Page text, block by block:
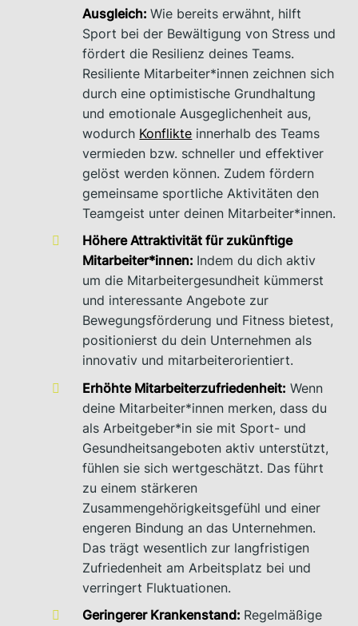
Ausgleich:Wie bereits erwähnt, hilft
Sport bei der Bewältigung von Stress und
fördert die Resilienz deines Teams.
Resiliente Mitarbeiter*innen zeichnen sich
durch eine optimistische Grundhaltung
und emotionale Ausgeglichenheit aus,
wodurch Konflikte innerhalb des Teams
vermieden bzw. schneller und effektiver
gelöst werden können. Zudem fördern
gemeinsame sportliche Aktivitäten den
Teamgeist unter deinen Mitarbeiter*innen.
Höhere Attraktivität für zukünftige
Mitarbeiter*innen: Indem du dich aktiv
um die Mitarbeitergesundheit kümmerst
und interessante Angebote zur
Bewegungsförderung und Fitness bietest,
positionierst du dein Unternehmen als
innovativ und mitarbeiterorientiert.
Erhöhte Mitarbeiterzufriedenheit: Wenn
deine Mitarbeiter*innen merken, dass du
als Arbeitgeber*in sie mit Sport- und
Gesundheitsangeboten aktiv unterstützt,
fühlen sie sich wertgeschätzt. Das führt
zu einem stärkeren
Zusammengehörigkeitsgefühl und einer
engeren Bindung an das Unternehmen.
Das trägt wesentlich zur langfristigen
Zufriedenheit am Arbeitsplatz bei und
verringert Fluktuationen.
Geringerer Krankenstand: Regelmäßige